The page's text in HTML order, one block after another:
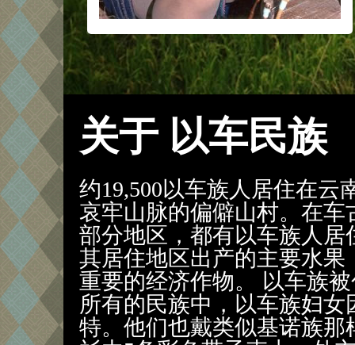
关于 以车民族
约19,500以车族人居住在云
哀牢山脉的偏僻山村。在
部分地区，都有以车族人
其居住地区出产的主要水
重要的经济作物。 以车族
所有的民族中，以车族妇
特。他们也戴类似基诺族